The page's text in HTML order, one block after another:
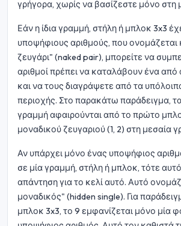
γρήγορα, χωρίς να βασίζεστε μόνο στη
Εάν η ίδια γραμμή, στήλη ή μπλοκ 3x3
υποψήφιους αριθμούς, που ονομάζεται
ζευγάρι" (naked pair), μπορείτε να
αριθμοί πρέπει να καταλάβουν ένα από
και να τους διαγράψετε από τα
περιοχής. Στο παρακάτω παράδειγμα,
γραμμή αφαιρούνται από το πρώτο
μοναδικού ζευγαριού (1, 2) στη μεσαία
Αν υπάρχει μόνο ένας υποψήφιος
σε μία γραμμή, στήλη ή μπλοκ, τότε
απάντηση για το κελί αυτό. Αυτό
μοναδικός" (hidden single). Για
μπλοκ 3x3, το 9 εμφανίζεται μόνο μία